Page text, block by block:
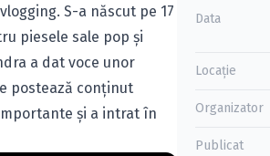
S-a născut pe 17
piesele sale pop și
a dat voce unor
postează conținut
și a intrat în
Data
Locație
Organizator
Publicat